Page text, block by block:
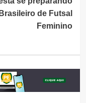
de Futsal
Feminino